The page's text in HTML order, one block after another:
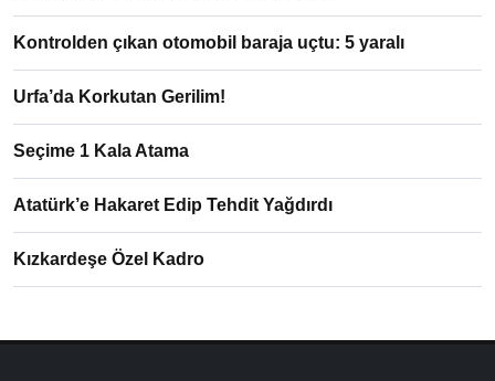
Kontrolden çıkan otomobil baraja uçtu: 5 yaralı
Urfa’da Korkutan Gerilim!
Seçime 1 Kala Atama
Atatürk’e Hakaret Edip Tehdit Yağdırdı
Kızkardeşe Özel Kadro